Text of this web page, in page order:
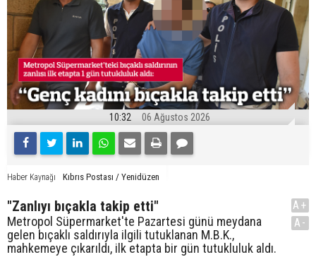
10:32 06 Ağustos 2026
Haber Kaynağı Kıbrıs Postası / Yenidüzen
"Zanlıyı bıçakla takip etti"
Metropol Süpermarket'te Pazartesi günü meydana
gelen bıçaklı saldırıyla ilgili tutuklanan M.B.K.,
mahkemeye çıkarıldı, ilk etapta bir gün tutukluluk aldı.
A+
A-